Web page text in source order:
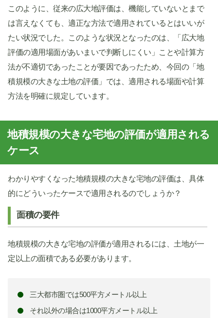
このように、従来の広大地評価は、機能していないとまで
は言えなくても、適正な方法で適用されているとはいいが
たい状況でした。このような状況となったのは、「広大地
評価の適用場面があいまいで判断しにくい」ことや計算方
法が不適切であったことが要因であったため、今回の「地
積規模の大きな土地の評価」では、適用される場面や計算
方法を明確に規定しています。
地積規模の大きな宅地の評価が適用される
ケース
わかりやすくなった地積規模の大きな宅地の評価は、具体
的にどういったケースで適用されるのでしょうか？
面積の要件
地積規模の大きな宅地の評価が適用されるには、土地が一
定以上の面積である必要があります。
三大都市圏では500平方メートル以上
それ以外の場合は1000平方メートル以上